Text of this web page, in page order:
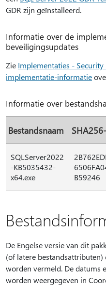
GDR zijn geïnstalleerd.
Informatie over de
beveiligingsupdates
Zie Implementaties -
implementatie-informatie
Informatie over
Bestandsnaam
SQLServer2022
-KB5035432-
x64.exe
B59246
De Engelse versie van dit
(of latere
worden vermeld. De datums
worden weergegeven in